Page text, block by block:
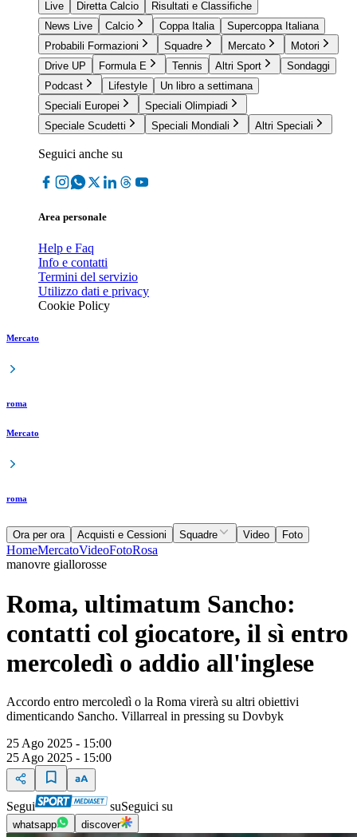
Live
Diretta Calcio
Risultati e Classifiche
News Live
Calcio Coppa Italia
Supercoppa Italiana
Probabili Formazioni
Squadre Mercato
Motori
Drive UP
Formula E Tennis Altri Sport
Sondaggi
Podcast
Lifestyle
Un libro a settimana
Speciali Europei
Speciali Olimpiadi
Speciale Scudetti
Speciali Mondiali Altri Speciali
Seguici anche su
Area personale
Help e Faq
Info e contatti
Termini del servizio
Utilizzo dati e privacy
Cookie Policy
Mercato
roma
Mercato
roma
Ora per ora Acquisti e Cessioni Squadre Video Foto
HomeMercatoVideoFotoRosa
manovre giallorosse
Roma, ultimatum Sancho:
contatti col giocatore, il sì entro
mercoledì o addio all'inglese
Accordo entro mercoledì o la Roma virerà su altri obiettivi
dimenticando Sancho. Villarreal in pressing su Dovbyk
25 Ago 2025 - 15:00
25 Ago 2025 - 15:00
Segui suSeguici su
whatsapp discover